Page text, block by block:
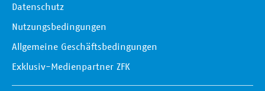
Datenschutz
Nutzungsbedingungen
Allgemeine Geschäftsbedingungen
Exklusiv-Medienpartner ZFK